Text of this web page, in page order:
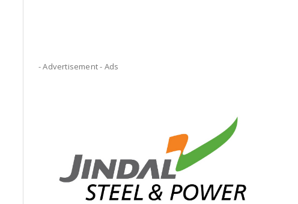
- Advertisement - Ads